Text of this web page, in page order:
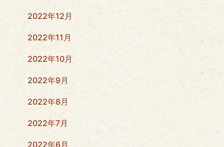
2022年12月
2022年11月
2022年10月
2022年9月
2022年8月
2022年7月
2022年6月